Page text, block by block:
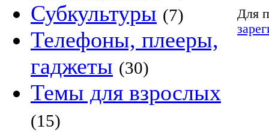
Субкультуры (7)
Телефоны, плееры,
гаджеты (30)
Темы для взрослых
(15)
Для